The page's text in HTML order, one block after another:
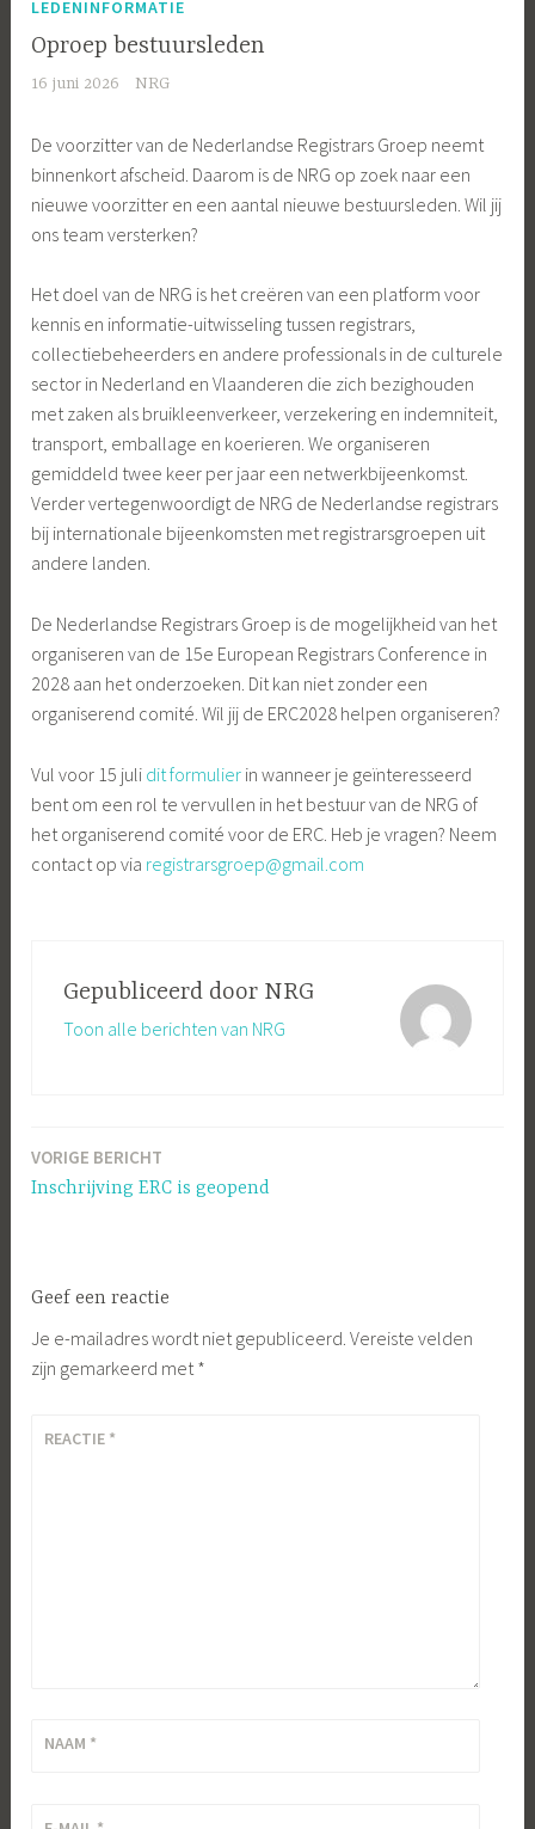
LEDENINFORMATIE
Oproep bestuursleden
16 juni 2026 NRG
De voorzitter van de Nederlandse Registrars Groep neemt
binnenkort afscheid. Daarom is de NRG op zoek naar een
nieuwe voorzitter en een aantal nieuwe bestuursleden. Wil jij
ons team versterken?
Het doel van de NRG is het creëren van een platform voor
kennis en informatie-uitwisseling tussen registrars,
collectiebeheerders en andere professionals in de culturele
sector in Nederland en Vlaanderen die zich bezighouden
met zaken als bruikleenverkeer, verzekering en indemniteit,
transport, emballage en koerieren. We organiseren
gemiddeld twee keer per jaar een netwerkbijeenkomst.
Verder vertegenwoordigt de NRG de Nederlandse registrars
bij internationale bijeenkomsten met registrarsgroepen uit
andere landen.
De Nederlandse Registrars Groep is de mogelijkheid van het
organiseren van de 15e European Registrars Conference in
2028 aan het onderzoeken. Dit kan niet zonder een
organiserend comité. Wil jij de ERC2028 helpen organiseren?
Vul voor 15 juli dit formulier in wanneer je geïnteresseerd
bent om een rol te vervullen in het bestuur van de NRG of
het organiserend comité voor de ERC. Heb je vragen? Neem
contact op via registrarsgroep@gmail.com
Gepubliceerd door NRG
Toon alle berichten van NRG
Bericht
navigatie
VORIGE BERICHT
Inschrijving ERC is geopend
Geef een reactie
Je e-mailadres wordt niet gepubliceerd. Vereiste velden
zijn gemarkeerd met*
REACTIE *
NAAM *